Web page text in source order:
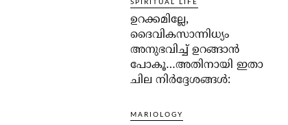
SPIRITUAL LIFE
ഉറക്കമില്ലേ,
ദൈവികസാന്നിധ്യം
അനുഭവിച്ച് ഉറങ്ങാന്‍
പോകൂ…അതിനായി ഇതാ
ചില നിര്‍ദ്ദേശങ്ങള്‍:
MARIOLOGY